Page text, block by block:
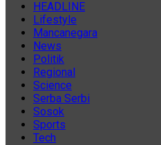
HEADLINE
Lifestyle
Mancanegara
News
Politik
Regional
Science
Serba Serbi
Sosok
Sports
Tech